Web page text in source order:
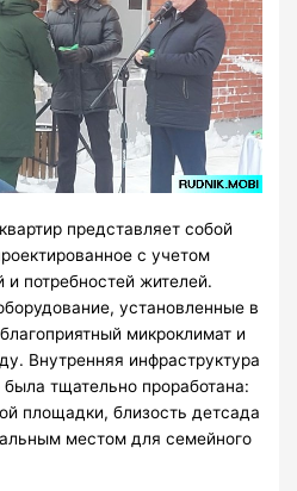
представляет собой
с учетом
потребностей жителей.
установленные в
микроклимат и
Внутренняя инфраструктура
тщательно проработана:
площадки, близость детсада
местом для семейного